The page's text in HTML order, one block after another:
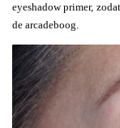
eyeshadow primer,
de arcadeboog.